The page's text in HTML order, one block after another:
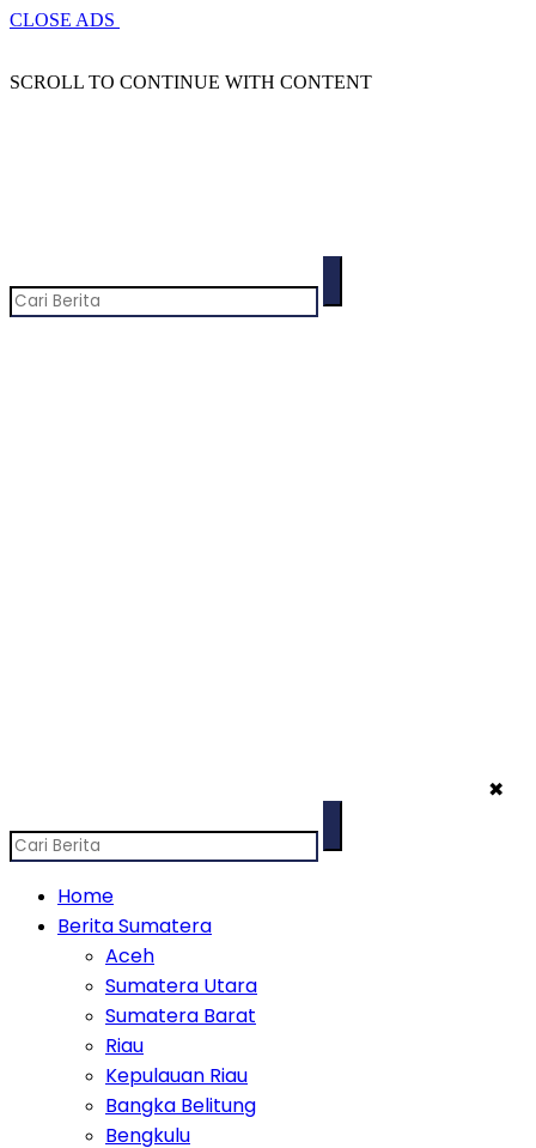
CLOSE ADS
SCROLL TO CONTINUE WITH CONTENT
✖
Home
Berita Sumatera
Aceh
Sumatera Utara
Sumatera Barat
Riau
Kepulauan Riau
Bangka Belitung
Bengkulu